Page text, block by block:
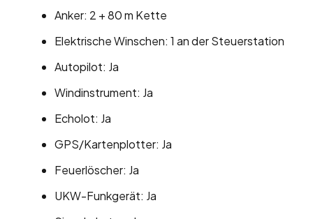
Anker: 2 + 80 m Kette
Elektrische Winschen: 1 an der Steuerstation
Autopilot: Ja
Windinstrument: Ja
Echolot: Ja
GPS/Kartenplotter: Ja
Feuerlöscher: Ja
UKW-Funkgerät: Ja